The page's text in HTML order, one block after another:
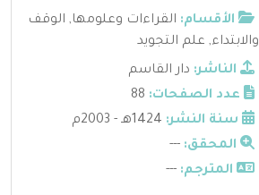
الأقسام: القراءات وعلومها, الوقف
والابتداء, علم التجويد
الناشر: دار القاسم
عدد الصفحات:
سنة النشر:
المحقق: ---
المترجم: ---